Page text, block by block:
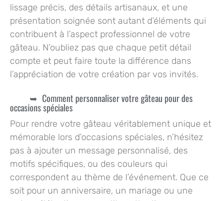
lissage précis, des détails artisanaux, et une
présentation soignée sont autant d’éléments qui
contribuent à l’aspect professionnel de votre
gâteau. N’oubliez pas que chaque petit détail
compte et peut faire toute la différence dans
l’appréciation de votre création par vos invités.
Comment personnaliser votre gâteau pour des
occasions spéciales
Pour rendre votre gâteau véritablement unique et
mémorable lors d’occasions spéciales, n’hésitez
pas à ajouter un message personnalisé, des
motifs spécifiques, ou des couleurs qui
correspondent au thème de l’événement. Que ce
soit pour un anniversaire, un mariage ou une